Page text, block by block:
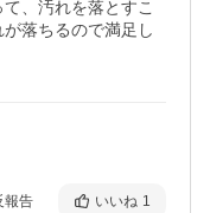
、汚れを落とすこ
落ちるので満足し
報告 いいね 1